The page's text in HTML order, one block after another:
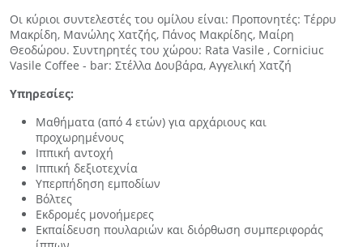
Οι κύριοι συντελεστές του ομίλου είναι: Προπονητές: Τέρρυ
Μακρίδη, Μανώλης Χατζής, Πάνος Μακρίδης, Μαίρη
Θεοδώρου. Συντηρητές του χώρου: Rata Vasile , Corniciuc
Vasile Coffee - bar: Στέλλα Δουβάρα, Αγγελική Χατζή
Υπηρεσίες:
Μαθήματα (από 4 ετών) για αρχάριους και
προχωρημένους
Ιππική αντοχή
Ιππική δεξιοτεχνία
Υπερπήδηση εμποδίων
Βόλτες
Εκδρομές μονοήμερες
Εκπαίδευση πουλαριών και διόρθωση συμπεριφοράς